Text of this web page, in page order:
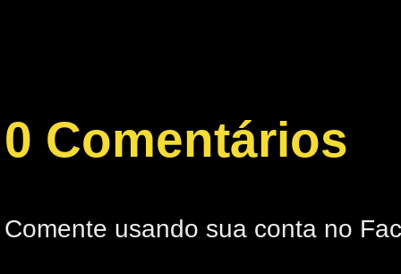
0 Comentários
Comente usando sua conta no